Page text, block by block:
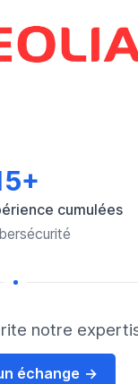
cumulées
notre
échange →